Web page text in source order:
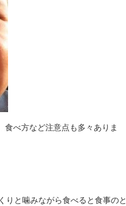
べ方など注意点も多々ありま
りと噛みながら食べると食事のと